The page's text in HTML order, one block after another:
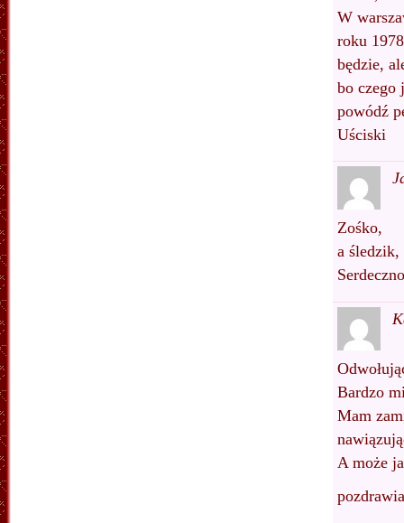
W
roku
będzie,
bo czego
powódź
Uściski
Zośko,
a
Bardzo
Mam
A może